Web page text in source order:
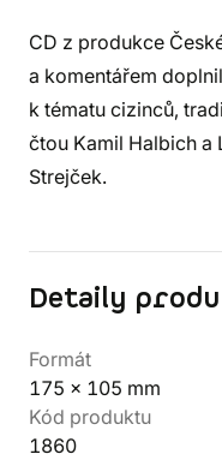
CD z produkce
a komentářem
k tématu cizinců,
čtou Kamil Halbich a
Strejček.
Detaily
Formát
175 x 105 mm
Kód produktu
1860